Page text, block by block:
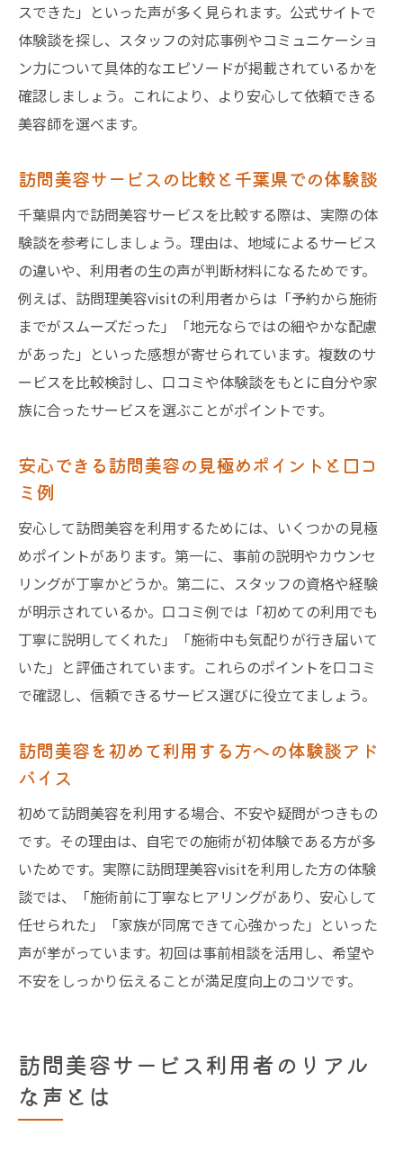
スできた」といった声が多く見られます。公式サイトで
体験談を探し、スタッフの対応事例やコミュニケーショ
ン力について具体的なエピソードが掲載されているかを
確認しましょう。これにより、より安心して依頼できる
美容師を選べます。
訪問美容サービスの比較と千葉県での体験談
千葉県内で訪問美容サービスを比較する際は、実際の体
験談を参考にしましょう。理由は、地域によるサービス
の違いや、利用者の生の声が判断材料になるためです。
例えば、訪問理美容visitの利用者からは「予約から施術
までがスムーズだった」「地元ならではの細やかな配慮
があった」といった感想が寄せられています。複数のサ
ービスを比較検討し、口コミや体験談をもとに自分や家
族に合ったサービスを選ぶことがポイントです。
安心できる訪問美容の見極めポイントと口コ
ミ例
安心して訪問美容を利用するためには、いくつかの見極
めポイントがあります。第一に、事前の説明やカウンセ
リングが丁寧かどうか。第二に、スタッフの資格や経験
が明示されているか。口コミ例では「初めての利用でも
丁寧に説明してくれた」「施術中も気配りが行き届いて
いた」と評価されています。これらのポイントを口コミ
で確認し、信頼できるサービス選びに役立てましょう。
訪問美容を初めて利用する方への体験談アド
バイス
初めて訪問美容を利用する場合、不安や疑問がつきもの
です。その理由は、自宅での施術が初体験である方が多
いためです。実際に訪問理美容visitを利用した方の体験
談では、「施術前に丁寧なヒアリングがあり、安心して
任せられた」「家族が同席できて心強かった」といった
声が挙がっています。初回は事前相談を活用し、希望や
不安をしっかり伝えることが満足度向上のコツです。
訪問美容サービス利用者のリアル
な声とは